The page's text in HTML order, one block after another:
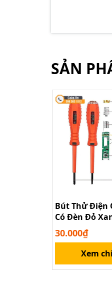
Mạch cảm
SẢN
Bút Thử Điện
Có Đèn Đỏ
Âm Thanh Báo
30.000₫
Xem